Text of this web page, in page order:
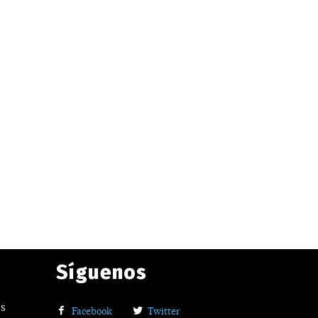
Síguenos
Facebook Twitter